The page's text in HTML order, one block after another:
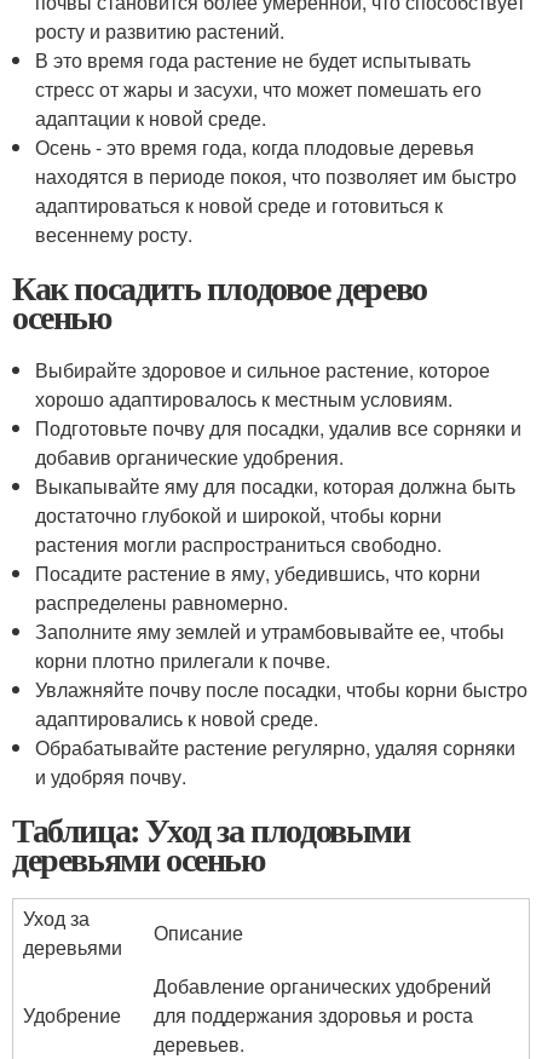
росту и развитию растений.
В это время года растение не будет испытывать
стресс от жары и засухи, что может помешать его
адаптации к новой среде.
Осень - это время года, когда плодовые деревья
находятся в периоде покоя, что позволяет им быстро
адаптироваться к новой среде и готовиться к
весеннему росту.
Как посадить плодовое дерево
осенью
Выбирайте здоровое и сильное растение, которое
хорошо адаптировалось к местным условиям.
Подготовьте почву для посадки, удалив все сорняки и
добавив органические удобрения.
Выкапывайте яму для посадки, которая должна быть
достаточно глубокой и широкой, чтобы корни
растения могли распространиться свободно.
Посадите растение в яму, убедившись, что корни
распределены равномерно.
Заполните яму землей и утрамбовывайте ее, чтобы
корни плотно прилегали к почве.
Увлажняйте почву после посадки, чтобы корни быстро
адаптировались к новой среде.
Обрабатывайте растение регулярно, удаляя сорняки
и удобряя почву.
Таблица: Уход за плодовыми
деревьями осенью
Уход за
деревьями
Описание
Удобрение
Добавление органических удобрений
для поддержания здоровья и роста
деревьев.